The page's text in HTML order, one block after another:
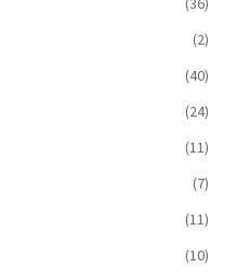
(2)
(40)
(24)
(11)
(7)
(11)
(10)